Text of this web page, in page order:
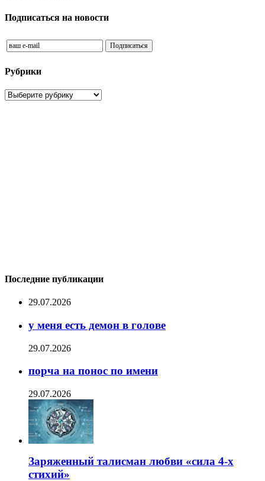
Подписаться на новости
Рубрики
Рубрики
Последние публикации
29.07.2026
у меня есть демон в голове
29.07.2026
порча на понос по имени
29.07.2026
Заряженный талисман любви «сила 4-х
стихий»